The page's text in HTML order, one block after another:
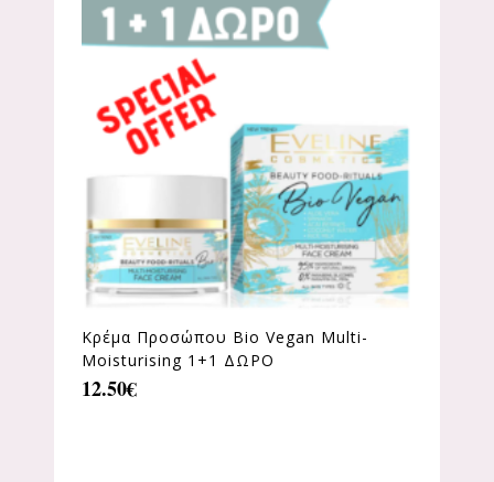
Κρέμα Προσώπου Bio Vegan Multi-
Moisturising 1+1 ΔΩΡΟ
12.50€